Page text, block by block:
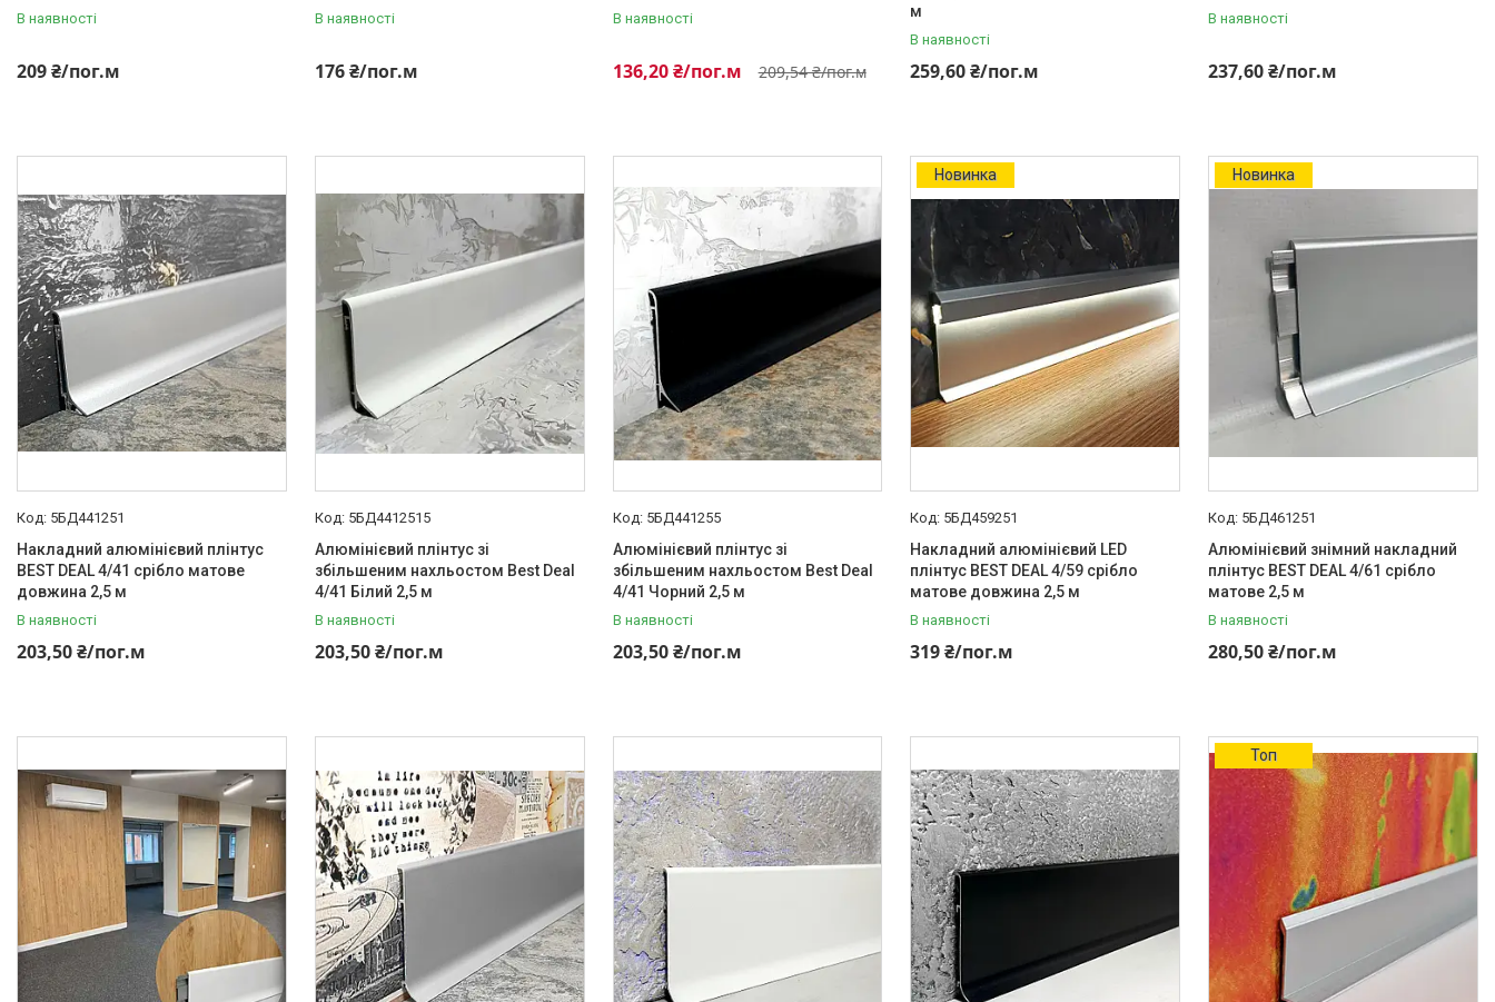
стільниці
клею
Кабель канал підлоговий
алюмінієвий
Відгуки
В наявності
209 ₴/пог.м
В наявності
176 ₴/пог.м
В наявності
209,54 ₴/пог.м
136,20 ₴/пог.м
м
В наявності
259,60 ₴/пог.м
В наявності
237,60 ₴/пог.м
5БД441251
Накладний алюмінієвий плінтус
BEST DEAL 4/41 срібло матове
довжина 2,5 м
В наявності
203,50 ₴/пог.м
5БД4412515
Алюмінієвий плінтус зі
збільшеним нахльостом Best Deal
4/41 Білий 2,5 м
В наявності
203,50 ₴/пог.м
5БД441255
Алюмінієвий плінтус зі
збільшеним нахльостом Best Deal
4/41 Чорний 2,5 м
В наявності
203,50 ₴/пог.м
Новинка
5БД459251
Накладний алюмінієвий LED
плінтус BEST DEAL 4/59 срібло
матове довжина 2,5 м
В наявності
319 ₴/пог.м
Новинка
5БД461251
Алюмінієвий знімний накладний
плінтус BEST DEAL 4/61 срібло
матове 2,5 м
В наявності
280,50 ₴/пог.м
Топ